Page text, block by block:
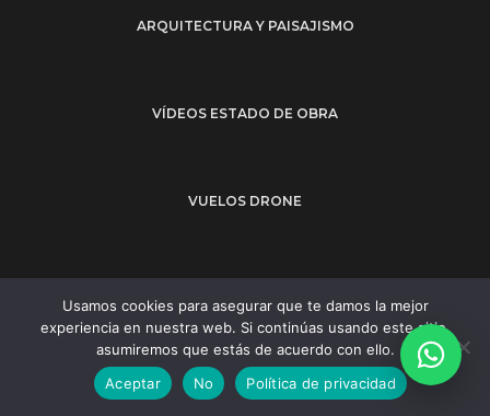
ARQUITECTURA Y PAISAJISMO
VÍDEOS ESTADO DE OBRA
VUELOS DRONE
Legal LPD Cookies info
Edificio Plaza Alta 7 | Oficina 13 | 2ª planta - 11201 Algeciras - CÁDIZ
Llámenos al655 925 735
Usamos cookies para asegurar que te damos la mejor
experiencia en nuestra web. Si continúas usando este sitio,
asumiremos que estás de acuerdo con ello.
Aceptar
No Política de privacidad